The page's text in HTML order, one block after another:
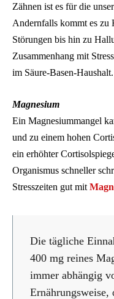
Zähnen ist es für die
Andernfalls kommt es zu
Störungen bis hin zu
Zusammenhang mit
im Säure-Basen-Haushalt.
Magnesium
Ein Magnesiummangel
und zu einem hohen
ein erhöhter
Organismus schneller
Stresszeiten gut mit
Die tägliche
400 mg reines
immer abhängig